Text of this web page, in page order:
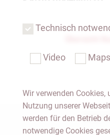
Notar
Technisch
Video Maps
Wir verwenden
Nutzung unserer
werden für den Betrieb
notwendige Cookies